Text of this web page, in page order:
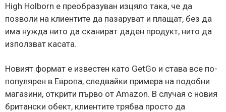
High Holborn е преобразуван изцяло така, че да
позволи на клиентите да пазаруват и плащат, без да
има нужда нито да сканират даден продукт, нито да
използват касата.
Новият формат е известен като GetGo и става все по-
популярен в Европа, следвайки примера на подобни
магазини, открити първо от Amazon. В случая с новия
британски обект, клиентите трябва просто да